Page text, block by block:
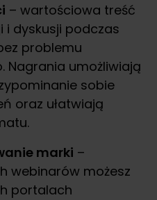
– wartościowa treść
i dyskusji podczas
problemu
Nagrania umożliwiają
sobie
oraz ułatwiają
marki –
webinarów możesz
portalach